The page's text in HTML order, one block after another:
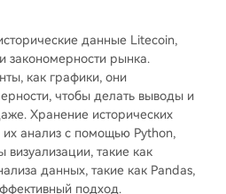
данные Litecoin,
закономерности рынка.
как графики, они
чтобы делать выводы и
Хранение исторических
анализ с помощью Python,
такие как
данных, такие как Pandas,
подход.